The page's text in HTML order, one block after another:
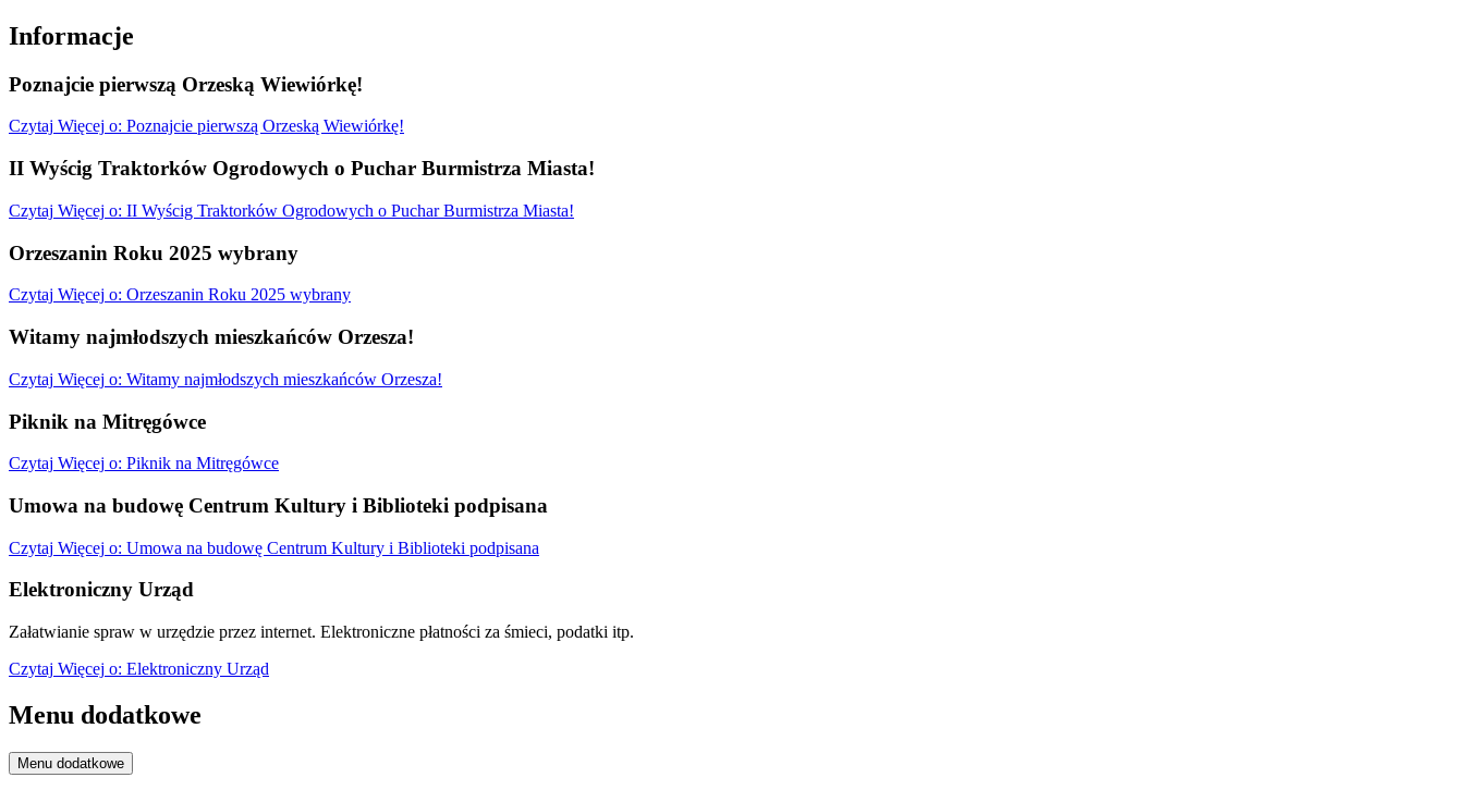
Informacje
Poznajcie pierwszą Orzeską Wiewiórkę!
Czytaj Więcej o: Poznajcie pierwszą Orzeską Wiewiórkę!
II Wyścig Traktorków Ogrodowych o Puchar Burmistrza Miasta!
Czytaj Więcej o: II Wyścig Traktorków Ogrodowych o Puchar Burmistrza Miasta!
Orzeszanin Roku 2025 wybrany
Czytaj Więcej o: Orzeszanin Roku 2025 wybrany
Witamy najmłodszych mieszkańców Orzesza!
Czytaj Więcej o: Witamy najmłodszych mieszkańców Orzesza!
Piknik na Mitręgówce
Czytaj Więcej o: Piknik na Mitręgówce
Umowa na budowę Centrum Kultury i Biblioteki podpisana
Czytaj Więcej o: Umowa na budowę Centrum Kultury i Biblioteki podpisana
Elektroniczny Urząd
Załatwianie spraw w urzędzie przez internet. Elektroniczne płatności za śmieci, podatki itp.
Czytaj Więcej o: Elektroniczny Urząd
Menu dodatkowe
Menu dodatkowe